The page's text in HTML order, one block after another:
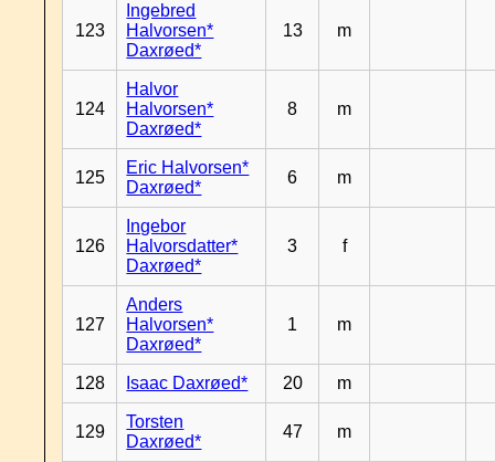
123
Ingebred
Halvorsen*
Daxrøed*
13 m
124
Halvor
Halvorsen*
Daxrøed*
8 m
125
Eric Halvorsen*
Daxrøed*
6 m
126
Ingebor
Halvorsdatter*
Daxrøed*
3 f
127
Anders
Halvorsen*
Daxrøed*
1 m
128 Isaac Daxrøed* 20 m
129
Torsten
Daxrøed*
47 m